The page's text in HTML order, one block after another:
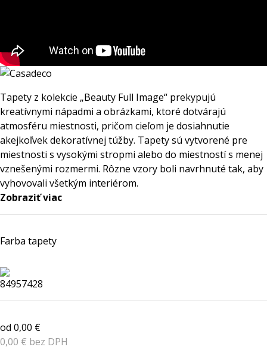
Tapety z kolekcie „Beauty Full Image“ prekypujú
kreatívnymi nápadmi a obrázkami, ktoré dotvárajú
atmosféru miestnosti, pričom cieľom je dosiahnutie
akejkoľvek dekoratívnej túžby. Tapety sú vytvorené pre
miestnosti s vysokými stropmi alebo do miestností s menej
vznešenými rozmermi. Rôzne vzory boli navrhnuté tak, aby
vyhovovali všetkým interiérom.
Zobraziť viac
Farba tapety
od 0,00 €
0,00 € bez DPH